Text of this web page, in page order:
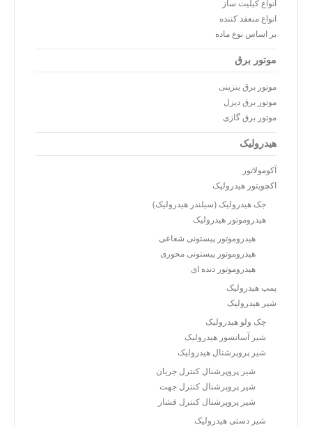
انواع کیلیت ساز
انواع منعقد کننده
بر اساس نوع ماده
موتور برق
موتور برق بنزینی
موتور برق دیزل
موتور برق گازی
هیدرولیک
آکومولاتور
اکچویتور هیدرولیک
جک هیدرولیک (سیلندر هیدرولیک)
هیدروموتور هیدرولیک
هیدروموتور پیستونی شعاعی
هیدروموتور پیستونی محوری
هیدروموتور دنده ای
پمپ هیدرولیک
شیر هیدرولیک
چک ولو هیدرولیک
شیر آسانسور هیدرولیک
شیر پروپرشنال هیدرولیک
شیر پروپرشنال کنترل جریان
شیر پروپرشنال کنترل جهت
شیر پروپرشنال کنترل فشار
شیر دستی هیدرولیک